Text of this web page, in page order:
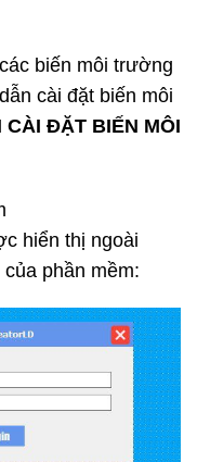
biến môi trường
cài đặt biến môi
CÀI ĐẶT BIẾN MÔI
hiển thị ngoài
phần mềm: